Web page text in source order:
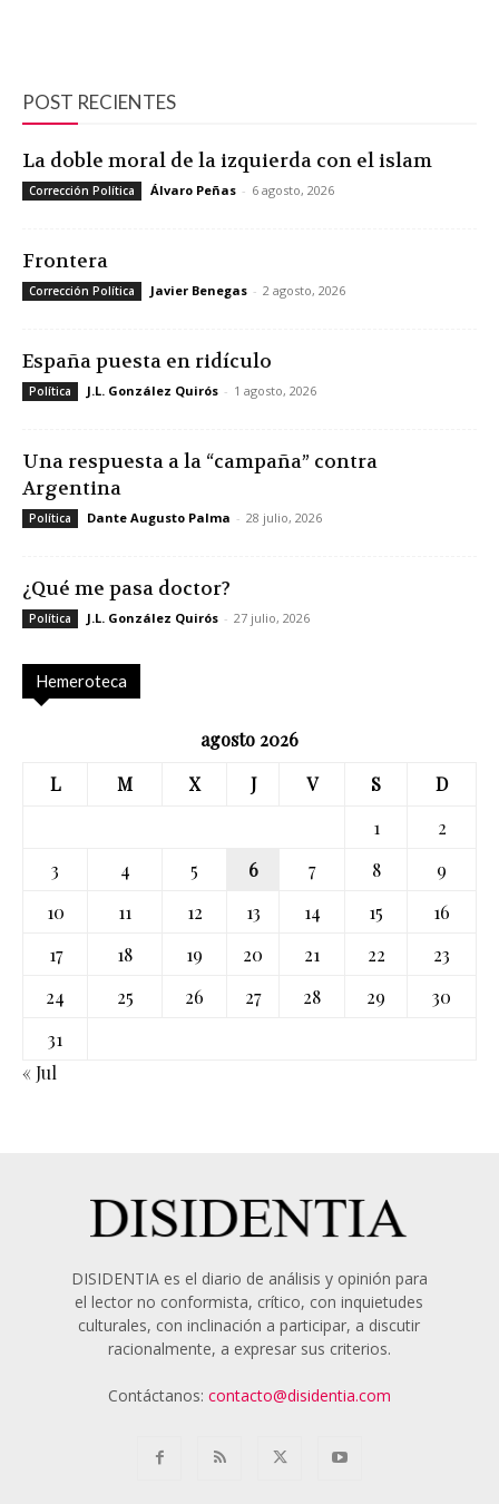
POST RECIENTES
La doble moral de la izquierda con el islam
Corrección Política Álvaro Peñas - 6 agosto, 2026
Frontera
Corrección Política Javier Benegas - 2 agosto, 2026
España puesta en ridículo
Política J.L. González Quirós - 1 agosto, 2026
Una respuesta a la “campaña” contra
Argentina
Política Dante Augusto Palma - 28 julio, 2026
¿Qué me pasa doctor?
Política J.L. González Quirós - 27 julio, 2026
Hemeroteca
agosto 2026
L
M X J V S
D
1
2
3
4 5 6 7 8
9
10
11 12 13 14 15
16
17
18 19 20 21 22
23
24
25 26 27 28 29
30
31
« Jul
DISIDENTIA es el diario de análisis y opinión para
el lector no conformista, crítico, con inquietudes
culturales, con inclinación a participar, a discutir
racionalmente, a expresar sus criterios.
Contáctanos: contacto@disidentia.com